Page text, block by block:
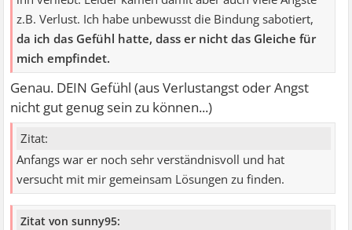
z.B. Verlust. Ich habe unbewusst die Bindung sabotiert,
da ich das Gefühl hatte, dass er nicht das Gleiche für
mich empfindet.
Genau. DEIN Gefühl (aus Verlustangst oder Angst
nicht gut genug sein zu können...)
Zitat:
Anfangs war er noch sehr verständnisvoll und hat
versucht mit mir gemeinsam Lösungen zu finden.
Zitat von sunny95: